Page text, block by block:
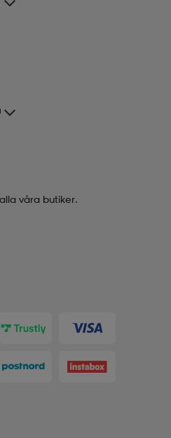
våra butiker.